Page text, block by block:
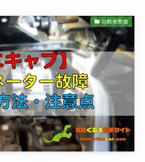
自動車整備